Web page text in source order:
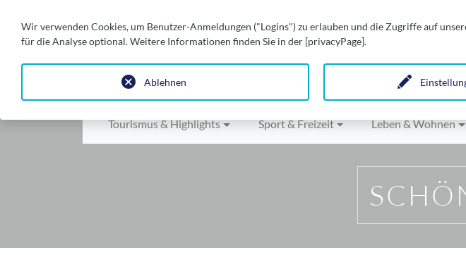
STADT DER SPEERE
Tourismus & Highlights Sport & Freizeit Leben & Wohnen
Wir verwenden Cookies, um Benutzer-Anmeldungen ("Logins") zu erlauben und die Zugriffe auf
für die Analyse optional. Weitere Informationen finden Sie in der [privacyPage].
Ablehnen